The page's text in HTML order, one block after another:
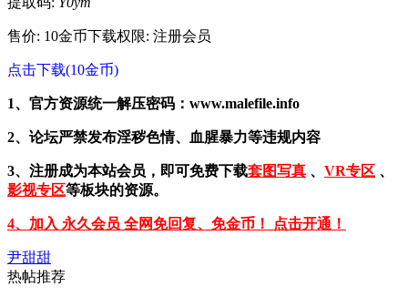
售价: 10金币下载权限: 注册会员
点击下载(10金币)
1、官方资源统一解压密码：www.malefile.info
2、论坛严禁发布淫秽色情、血腥暴力等违规内容
3、注册成为本站会员，即可免费下载套图写真 、 VR专区 、
影视专区等板块的资源。
4、加入 永久会员 全网免回复、免金币！ 点击开通！
尹甜甜
热帖推荐